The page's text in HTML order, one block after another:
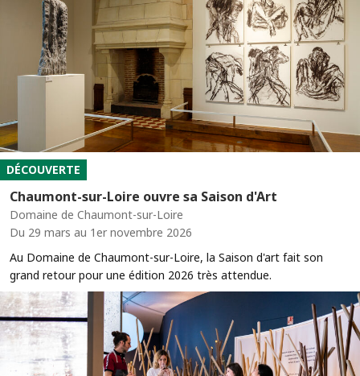
DÉCOUVERTE
Chaumont-sur-Loire ouvre sa Saison d'Art
Domaine de Chaumont-sur-Loire
Du 29 mars au 1er novembre 2026
Au Domaine de Chaumont-sur-Loire, la Saison d'art fait son
grand retour pour une édition 2026 très attendue.